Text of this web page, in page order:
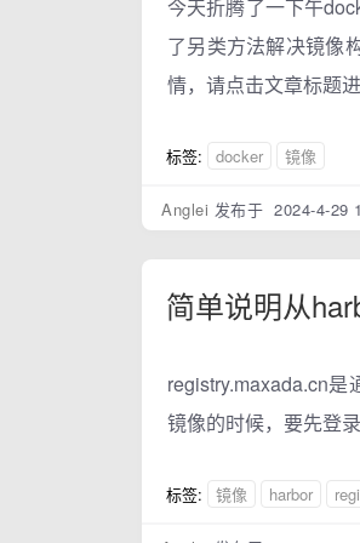
今天折腾了一下午
了另类方法解决镜像
情，请点击文章标题进
标签: docker 镜像
Anglei 发布于 2024-4-29
简单说明从
registry.maxada.cn
镜像的时候，要先登
标签: 镜像 harbor